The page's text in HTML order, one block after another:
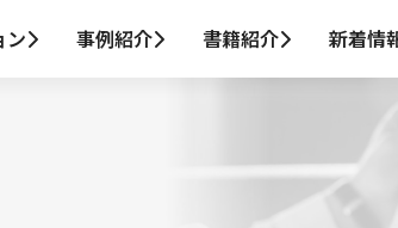
ン 事例紹介 書籍紹介 新着情